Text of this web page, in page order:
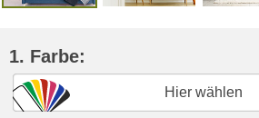
1. Farbe:
Hier wählen